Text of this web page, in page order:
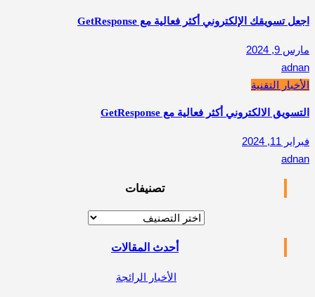
اجعل تسويقك الإلكتروني أكثر فعالية مع GetResponse
مارس 9, 2024
adnan
الأخبار التقنية
التسويق الالكتروني أكثر فعالية مع GetResponse
فبراير 11, 2024
adnan
تصنيفات
تصنيفات
أحدث المقالات
الأخبار الرائجة